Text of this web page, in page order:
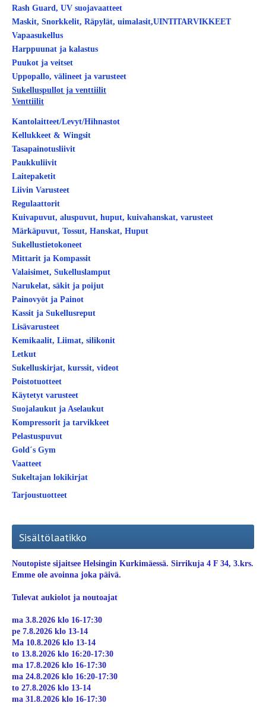
Rash Guard, UV suojavaatteet
Maskit, Snorkkelit, Räpylät, uimalasit,UINTITARVIKKEET
Vapaasukellus
Harppuunat ja kalastus
Puukot ja veitset
Uppopallo, välineet ja varusteet
Sukelluspullot ja venttiilit
Venttiilit
Kantolaitteet/Levyt/Hihnastot
Kellukkeet & Wingsit
Tasapainotusliivit
Paukkuliivit
Laitepaketit
Liivin Varusteet
Regulaattorit
Kuivapuvut, aluspuvut, huput, kuivahanskat, varusteet
Märkäpuvut, Tossut, Hanskat, Huput
Sukellustietokoneet
Mittarit ja Kompassit
Valaisimet, Sukelluslamput
Narukelat, säkit ja poijut
Painovyöt ja Painot
Kassit ja Sukellusreput
Lisävarusteet
Kemikaalit, Liimat, silikonit
Letkut
Sukelluskirjat, kurssit, videot
Poistotuotteet
Käytetyt varusteet
Suojalaukut ja Aselaukut
Kompressorit ja tarvikkeet
Pelastuspuvut
Gold´s Gym
Vaatteet
Sukeltajan lokikirjat
Tarjoustuotteet
Sisältölaatikko
Noutopiste sijaitsee Helsingin Kurkimäessä. Sirrikuja 4 F 34, 3.krs.
Emme ole avoinna joka päivä.
Tulevat aukiolot ja noutoajat
ma 3.8.2026 klo 16-17:30
pe 7.8.2026 klo 13-14
Ma 10.8.2026 klo 13-14
to 13.8.2026 klo 16:20-17:30
ma 17.8.2026 klo 16-17:30
ma 24.8.2026 klo 16:20-17:30
to 27.8.2026 klo 13-14
ma 31.8.2026 klo 16-17:30